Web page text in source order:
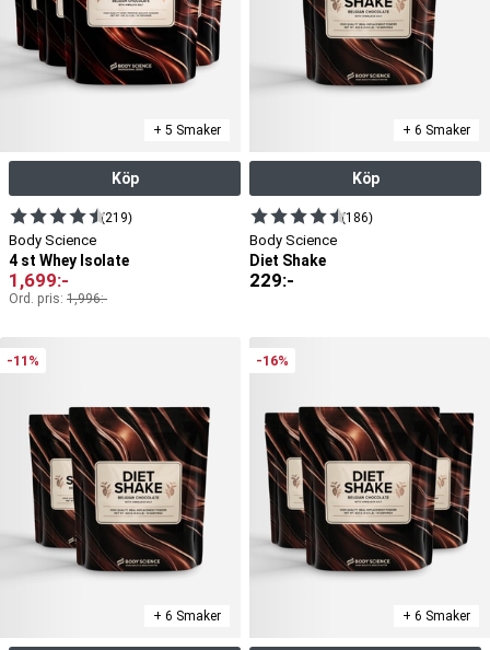
+ 5 Smaker
Köp
(219)
Body Science
4 st Whey Isolate
1,699:-
Ord. pris: 1,996:-
+ 6 Smaker
Köp
(186)
Body Science
Diet Shake
229:-
-11%
+ 6 Smaker
-16%
+ 6 Smaker